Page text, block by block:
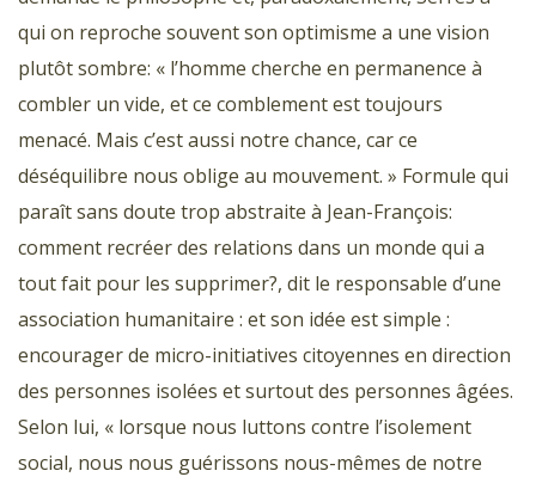
qui on reproche souvent son optimisme a une vision
plutôt sombre: « l’homme cherche en permanence à
combler un vide, et ce comblement est toujours
menacé. Mais c’est aussi notre chance, car ce
déséquilibre nous oblige au mouvement. » Formule qui
paraît sans doute trop abstraite à Jean-François:
comment recréer des relations dans un monde qui a
tout fait pour les supprimer?, dit le responsable d’une
association humanitaire : et son idée est simple :
encourager de micro-initiatives citoyennes en direction
des personnes isolées et surtout des personnes âgées.
Selon lui, « lorsque nous luttons contre l’isolement
social, nous nous guérissons nous-mêmes de notre